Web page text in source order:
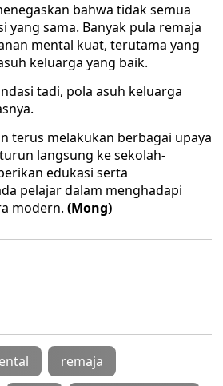
bahwa tidak semua
yang sama. Banyak pula remaja
mental kuat, terutama yang
keluarga yang baik.
tadi, pola asuh keluarga
terus melakukan berbagai upaya
langsung ke sekolah-
edukasi serta
pelajar dalam menghadapi
modern. (Mong)
remaja